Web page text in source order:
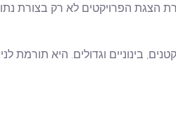
הפרויקטים לא רק בצורת
בינוניים וגדולים. היא תורמת